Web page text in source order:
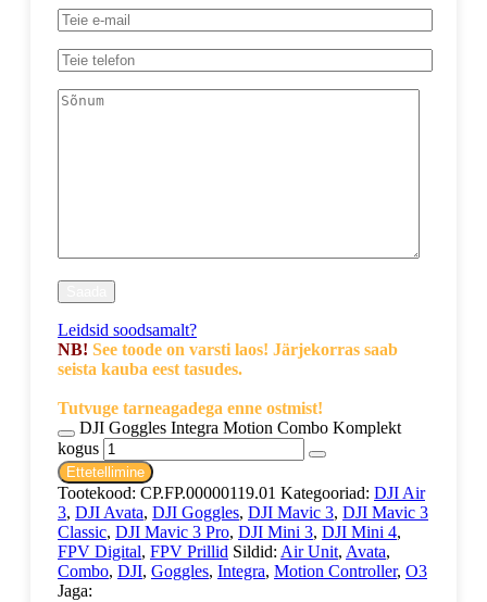
Leidsid soodsamalt?
NB! See toode on varsti laos! Järjekorras saab
seista kauba eest tasudes.
Tutvuge tarneagadega enne ostmist!
DJI Goggles Integra Motion Combo Komplekt
kogus
Ettetellimine
Tootekood: CP.FP.00000119.01 Kategooriad: DJI Air
3, DJI Avata, DJI Goggles, DJI Mavic 3, DJI Mavic 3
Classic, DJI Mavic 3 Pro, DJI Mini 3, DJI Mini 4,
FPV Digital, FPV Prillid Sildid: Air Unit, Avata,
Combo, DJI, Goggles, Integra, Motion Controller, O3
Jaga: